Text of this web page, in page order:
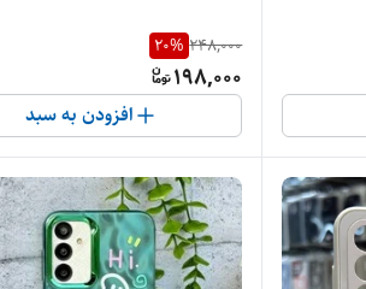
248,000
20%
198,000
افزودن به سبد